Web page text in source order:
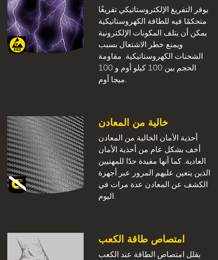
يوفر التفريغ الإلكتروستاتيكي تفريغًا
متحكمًا فيه للطاقة الكهروستاتيكية
يمكن أن يتلف المكونات الإلكترونية
ويمنع خطر الاشتعال بسبب
الشحنات الكهروستاتيكية. مقاومة
الحجم بين 100 كيلو أوم و 100
خالية من المعادن
أحذية الأمان الخالية من المعادن
أخف بشكل عام من أحذية الأمان
العادية. كما أنها مفيدة جدًا للمهنيين
الذين يتعين عليهم المرور عبر أجهزة
الكشف عن المعادن عدة مرات في
امتصاص طاقة الكعب
يقلل امتصاص الطاقة عند الكعب